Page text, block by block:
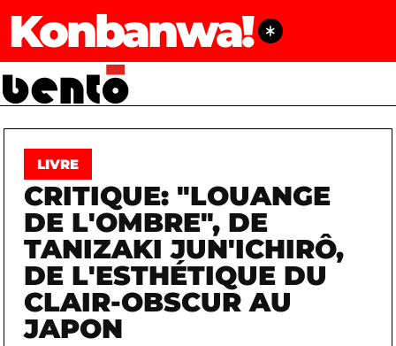
Konbanwa!
LIVRE
CRITIQUE: "LOUANGE
DE L'OMBRE", DE
TANIZAKI JUN'ICHIRÔ,
DE L'ESTHÉTIQUE DU
CLAIR-OBSCUR AU
JAPON